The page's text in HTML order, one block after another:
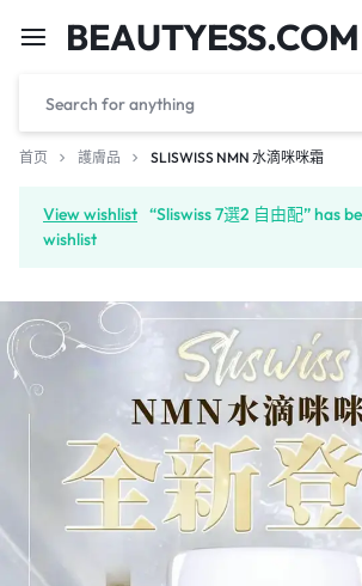
BEAUTYESS.COM
首页 護膚品 SLISWISS NMN 水滴咪咪霜
View wishlist “Sliswiss 7選2 自由配” has
wishlist